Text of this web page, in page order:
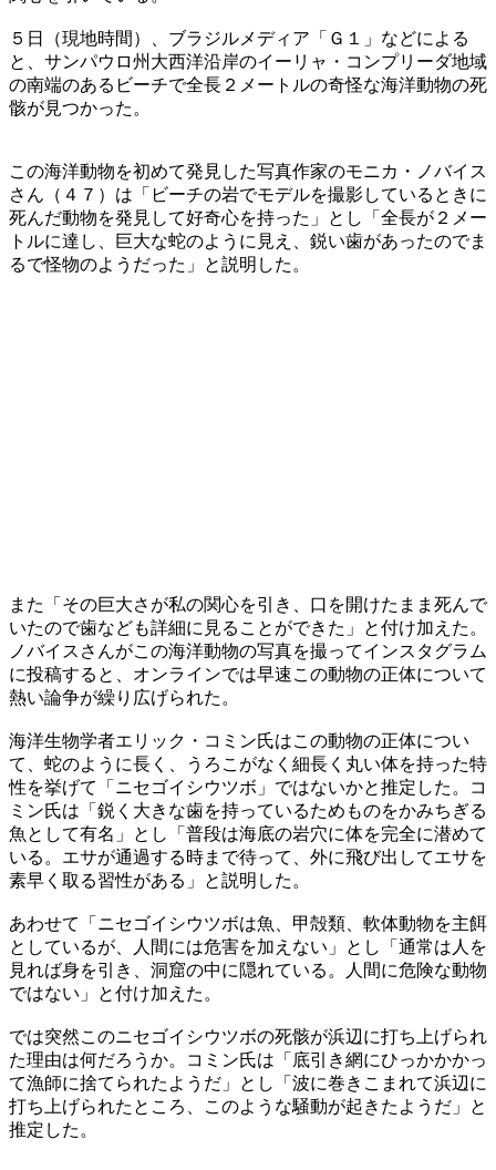
５日（現地時間）、ブラジルメディア「Ｇ１」などによる
と、サンパウロ州大西洋沿岸のイーリャ・コンプリーダ地域
の南端のあるビーチで全長２メートルの奇怪な海洋動物の死
骸が見つかった。
この海洋動物を初めて発見した写真作家のモニカ・ノバイス
さん（４７）は「ビーチの岩でモデルを撮影しているときに
死んだ動物を発見して好奇心を持った」とし「全長が２メー
トルに達し、巨大な蛇のように見え、鋭い歯があったのでま
るで怪物のようだった」と説明した。
また「その巨大さが私の関心を引き、口を開けたまま死んで
いたので歯なども詳細に見ることができた」と付け加えた。
ノバイスさんがこの海洋動物の写真を撮ってインスタグラム
に投稿すると、オンラインでは早速この動物の正体について
熱い論争が繰り広げられた。
海洋生物学者エリック・コミン氏はこの動物の正体につい
て、蛇のように長く、うろこがなく細長く丸い体を持った特
性を挙げて「ニセゴイシウツボ」ではないかと推定した。コ
ミン氏は「鋭く大きな歯を持っているためものをかみちぎる
魚として有名」とし「普段は海底の岩穴に体を完全に潜めて
いる。エサが通過する時まで待って、外に飛び出してエサを
素早く取る習性がある」と説明した。
あわせて「ニセゴイシウツボは魚、甲殻類、軟体動物を主餌
としているが、人間には危害を加えない」とし「通常は人を
見れば身を引き、洞窟の中に隠れている。人間に危険な動物
ではない」と付け加えた。
では突然このニセゴイシウツボの死骸が浜辺に打ち上げられ
た理由は何だろうか。コミン氏は「底引き網にひっかかかっ
て漁師に捨てられたようだ」とし「波に巻きこまれて浜辺に
打ち上げられたところ、このような騒動が起きたようだ」と
推定した。